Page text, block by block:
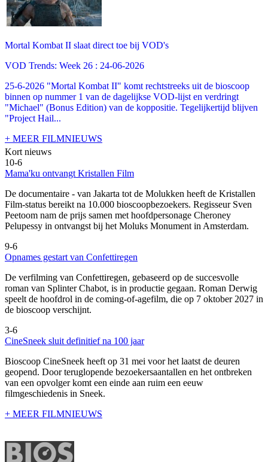
Mortal Kombat II slaat direct toe bij VOD's
VOD Trends: Week 26 : 24-06-2026
25-6-2026 "Mortal Kombat II" komt rechtstreeks uit de bioscoop
binnen op nummer 1 van de dagelijkse VOD-lijst en verdringt
"Michael" (Bonus Edition) van de koppositie. Tegelijkertijd blijven
"Project Hail...
+ MEER FILMNIEUWS
Kort nieuws
10-6
Mama'ku ontvangt Kristallen Film
De documentaire - van Jakarta tot de Molukken heeft de Kristallen
Film-status bereikt na 10.000 bioscoopbezoekers. Regisseur Sven
Peetoom nam de prijs samen met hoofdpersonage Cheroney
Pelupessy in ontvangst bij het Moluks Monument in Amsterdam.
9-6
Opnames gestart van Confettiregen
De verfilming van Confettiregen, gebaseerd op de succesvolle
roman van Splinter Chabot, is in productie gegaan. Roman Derwig
speelt de hoofdrol in de coming-of-agefilm, die op 7 oktober 2027 in
de bioscoop verschijnt.
3-6
CineSneek sluit definitief na 100 jaar
Bioscoop CineSneek heeft op 31 mei voor het laatst de deuren
geopend. Door teruglopende bezoekersaantallen en het ontbreken
van een opvolger komt een einde aan ruim een eeuw
filmgeschiedenis in Sneek.
+ MEER FILMNIEUWS